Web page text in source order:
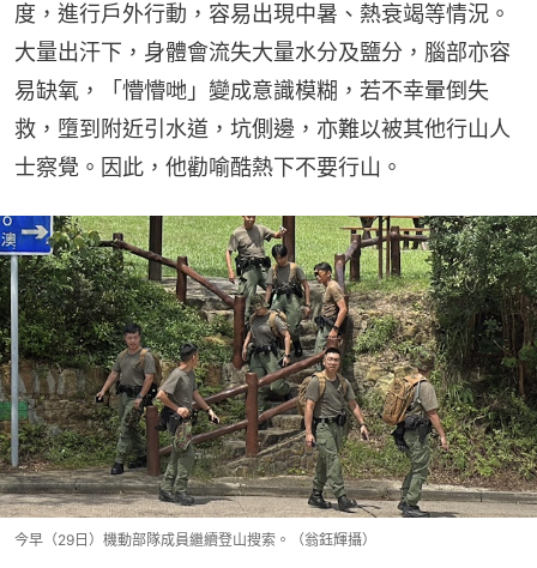
度，進行戶外行動，容易出現中暑、熱衰竭等情況。
大量出汗下，身體會流失大量水分及鹽分，腦部亦容
易缺氧，「懵懵哋」變成意識模糊，若不幸暈倒失
救，墮到附近引水道，坑側邊，亦難以被其他行山人
士察覺。因此，他勸喻酷熱下不要行山。
今早（29日）機動部隊成員繼續登山搜索。（翁鈺輝攝）